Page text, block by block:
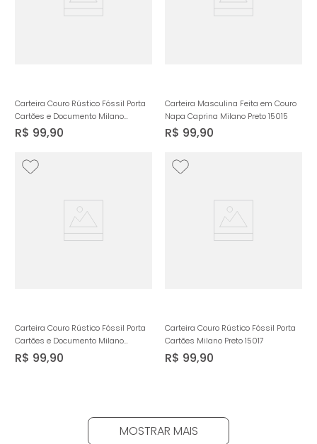
Carteira Couro Rústico Fóssil Porta
Cartões e Documento Milano
Cafe/Cafe 15019
R$ 99,90
Carteira Masculina Feita em Couro
Napa Caprina Milano Preto 15015
R$ 99,90
Carteira Couro Rústico Fóssil Porta
Cartões e Documento Milano
Havana/Marinho 15019
R$ 99,90
Carteira Couro Rústico Fóssil Porta
Cartões Milano Preto 15017
R$ 99,90
MOSTRAR MAIS